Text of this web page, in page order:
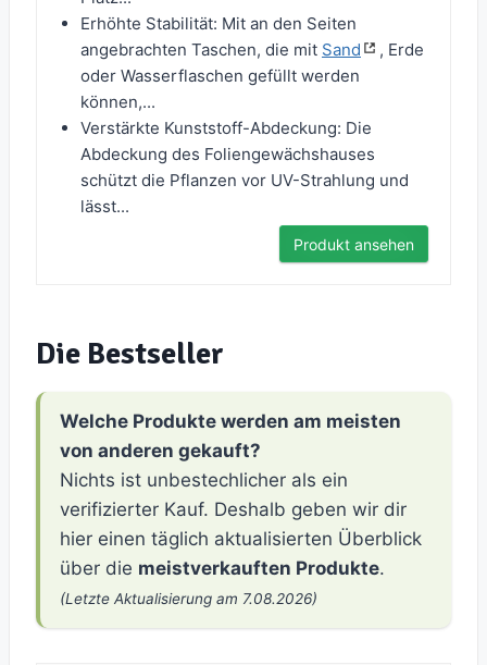
Erhöhte Stabilität: Mit an den Seiten
angebrachten Taschen, die mit Sand
, Erde
oder Wasserflaschen gefüllt werden
können,...
Verstärkte Kunststoff-Abdeckung: Die
Abdeckung des Foliengewächshauses
schützt die Pflanzen vor UV-Strahlung und
lässt...
Produkt ansehen
Die Bestseller
Welche Produkte werden am meisten
von anderen gekauft?
Nichts ist unbestechlicher als ein
verifizierter Kauf. Deshalb geben wir dir
hier einen täglich aktualisierten Überblick
über die meistverkauften Produkte.
(Letzte Aktualisierung am 7.08.2026)